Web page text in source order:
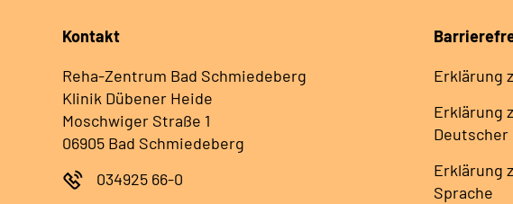
Kontakt
Reha-Zentrum Bad Schmiedeberg
Klinik Dübener Heide
Moschwiger Straße 1
06905 Bad Schmiedeberg
034925 66-0
Erklärung
Erklärung
Deutscher
Erklärung
Sprache